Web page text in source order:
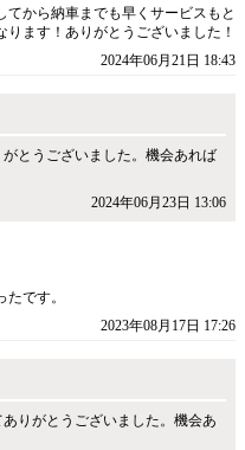
てから納車までも早くサービスもと
ます！ありがとうございました！
2024年06月21日 18:43
とうございました。機会あれば
2024年06月23日 13:06
です。
2023年08月17日 17:26
りがとうございました。機会あ